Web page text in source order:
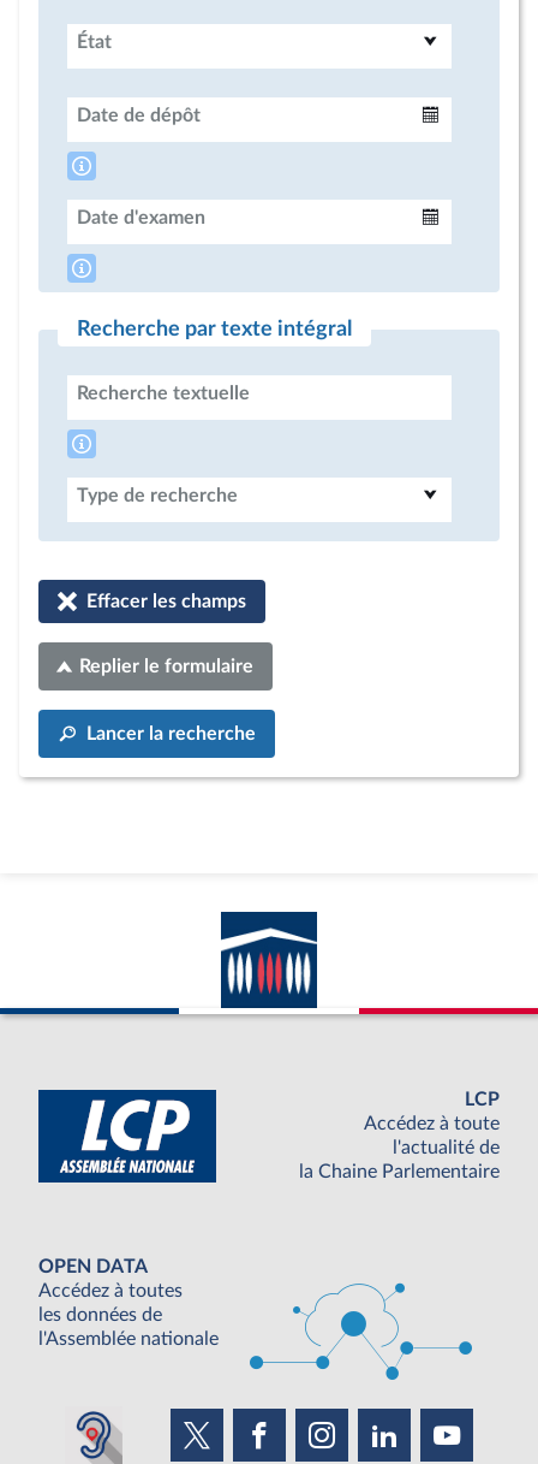
État
Date de dépôt
Date d'examen
Recherche par texte intégral
Recherche textuelle
Type de recherche
Effacer les champs
Replier le formulaire
Lancer la recherche
LCP
Accédez à toute
l'actualité de
la Chaine Parlementaire
OPEN DATA
Accédez à toutes
les données de
l'Assemblée nationale